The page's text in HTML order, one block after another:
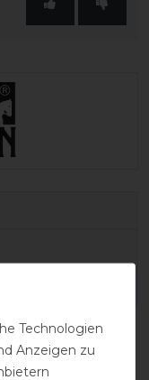
Technologien
Anzeigen zu